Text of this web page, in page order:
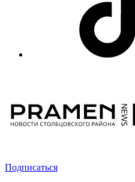
Подписаться